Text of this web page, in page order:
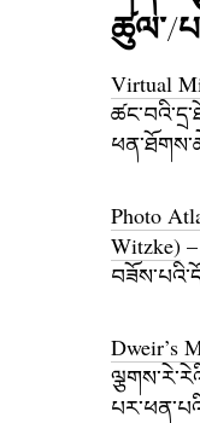
ཚུལ་/
Virtual
Photo
Witzke)
Dweir’s